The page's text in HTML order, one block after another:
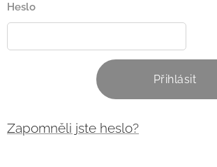
Heslo
Přihlásit
Zapomněli jste heslo?